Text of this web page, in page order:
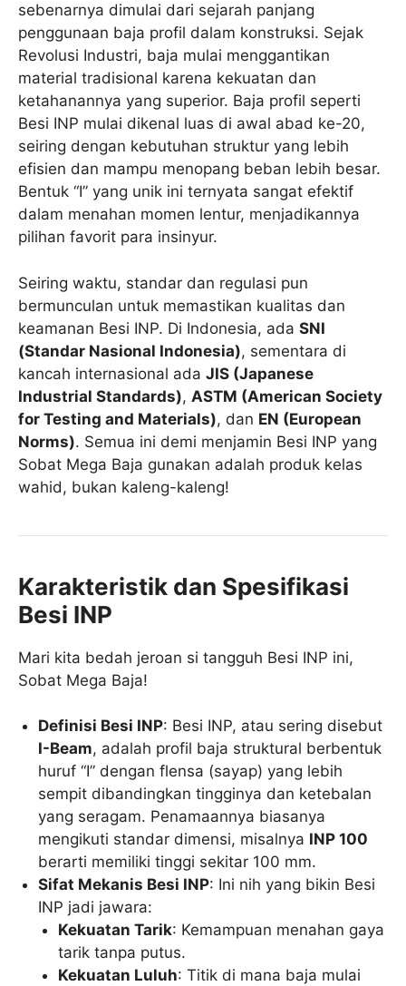
sebenarnya dimulai dari sejarah panjang
penggunaan baja profil dalam konstruksi. Sejak
Revolusi Industri, baja mulai menggantikan
material tradisional karena kekuatan dan
ketahanannya yang superior. Baja profil seperti
Besi INP mulai dikenal luas di awal abad ke-20,
seiring dengan kebutuhan struktur yang lebih
efisien dan mampu menopang beban lebih besar.
Bentuk “I” yang unik ini ternyata sangat efektif
dalam menahan momen lentur, menjadikannya
pilihan favorit para insinyur.
Seiring waktu, standar dan regulasi pun
bermunculan untuk memastikan kualitas dan
keamanan Besi INP. Di Indonesia, ada SNI
(Standar Nasional Indonesia), sementara di
kancah internasional ada JIS (Japanese
Industrial Standards), ASTM (American Society
for Testing and Materials), dan EN (European
Norms). Semua ini demi menjamin Besi INP yang
Sobat Mega Baja gunakan adalah produk kelas
wahid, bukan kaleng-kaleng!
Karakteristik dan Spesifikasi
Besi INP
Mari kita bedah jeroan si tangguh Besi INP ini,
Sobat Mega Baja!
Definisi Besi INP: Besi INP, atau sering disebut
I-Beam, adalah profil baja struktural berbentuk
huruf “I” dengan flensa (sayap) yang lebih
sempit dibandingkan tingginya dan ketebalan
yang seragam. Penamaannya biasanya
mengikuti standar dimensi, misalnya INP 100
berarti memiliki tinggi sekitar 100 mm.
Sifat Mekanis Besi INP: Ini nih yang bikin Besi
INP jadi jawara:
Kekuatan Tarik: Kemampuan menahan gaya
tarik tanpa putus.
Kekuatan Luluh: Titik di mana baja mulai